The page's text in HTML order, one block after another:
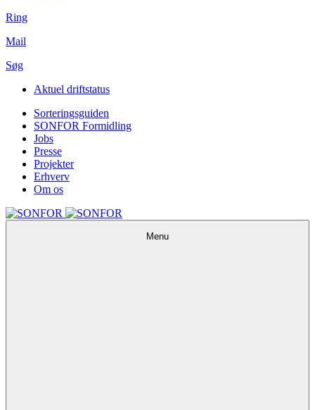
Ring
Mail
Søg
Aktuel driftstatus
Sorteringsguiden
SONFOR Formidling
Jobs
Presse
Projekter
Erhverv
Om os
Menu